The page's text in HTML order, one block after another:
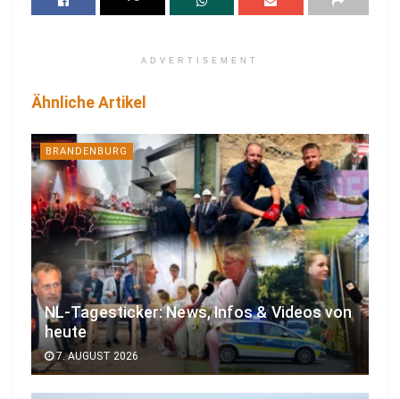
ADVERTISEMENT
Ähnliche Artikel
BRANDENBURG
NL-Tagesticker: News, Infos & Videos von
heute
7. AUGUST 2026